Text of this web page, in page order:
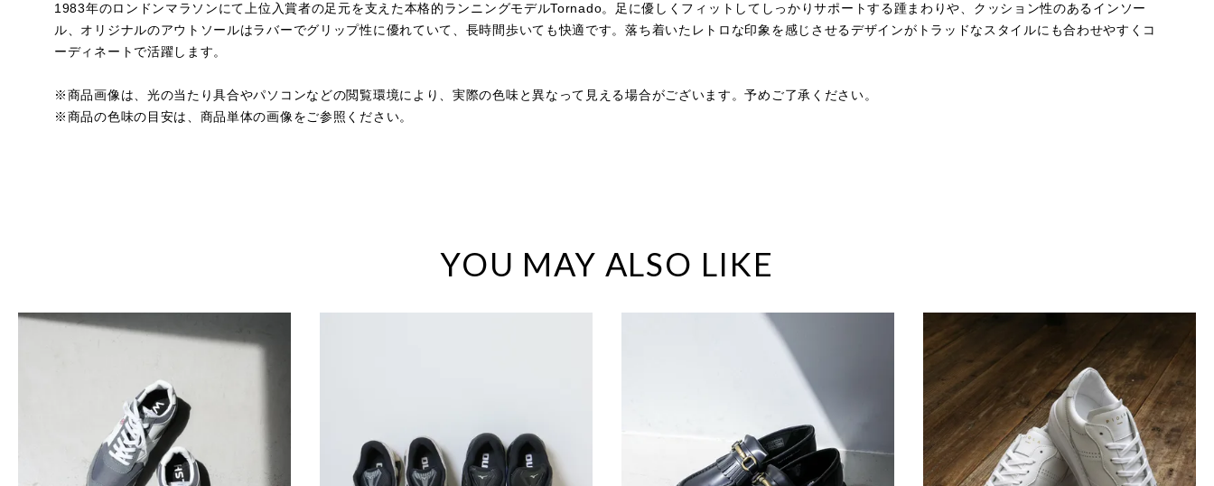
1983年のロンドンマラソンにて上位入賞者の足元を支えた本格的ランニングモデルTornado。足に優しくフィットしてしっかりサポートする踵まわりや、クッション性のあるインソー
ル、オリジナルのアウトソールはラバーでグリップ性に優れていて、長時間歩いても快適です。落ち着いたレトロな印象を感じさせるデザインがトラッドなスタイルにも合わせやすくコ
ーディネートで活躍します。
※商品画像は、光の当たり具合やパソコンなどの閲覧環境により、実際の色味と異なって見える場合がございます。予めご了承ください。
※商品の色味の目安は、商品単体の画像をご参照ください。
YOU MAY ALSO LIKE